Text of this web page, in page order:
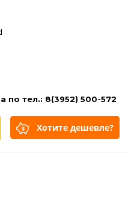
по тел.: 8(3952) 500-572
Хотите дешевле?